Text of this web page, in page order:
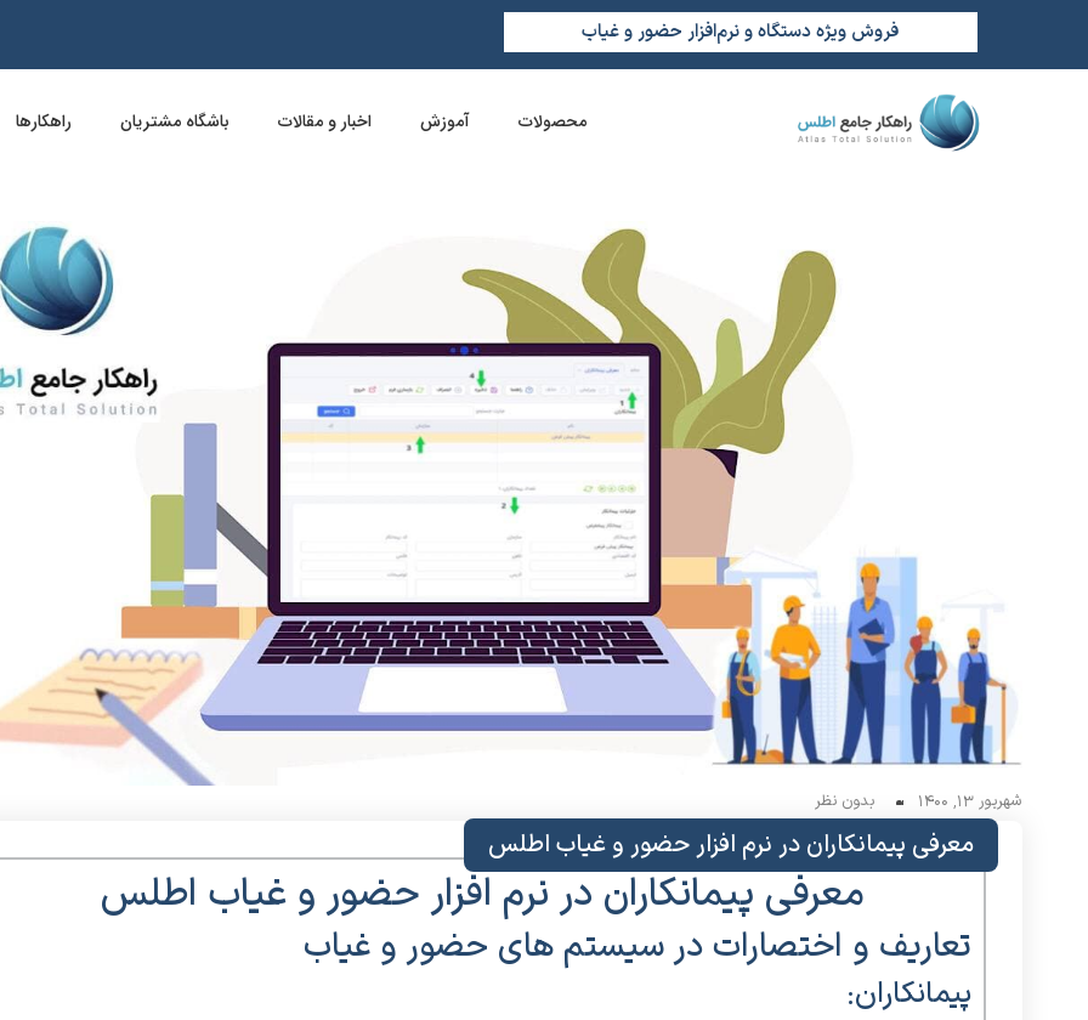
فروش ویژه دستگاه و نرم‌افزار حضور و غیاب
محصولات آموزش اخبار و مقالات باشگاه مشتریان راهکارها
شهریور 13, 1400 بدون نظر
معرفی پیمانکاران در نرم افزار حضور و غیاب اطلس
معرفی پیمانکاران در نرم افزار حضور و غیاب اطلس
تعاریف و اختصارات در سیستم های حضور و غیاب
پیمانکاران: